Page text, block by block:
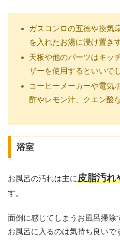
ガスコンロの五徳や換気
を入れたお湯に浸け置き
天板や他のパーツはキッ
ザーを使用するといいで
コーヒーメーカーや電気
酢やレモン汁、クエン酸
浴室
お風呂の汚れは主に皮脂汚れ
す。
面倒に感じてしまうお風呂掃除
お風呂に入るのは気持ち良いで